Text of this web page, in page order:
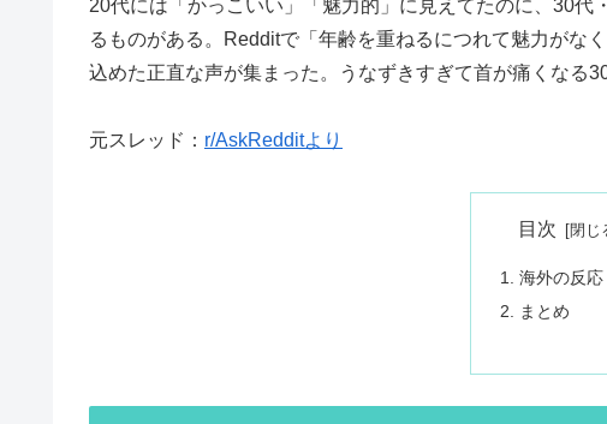
20代には「かっこいい」「魅力的」に見えてたのに、30
るものがある。Redditで「年齢を重ねるにつれて魅力がな
込めた正直な声が集まった。うなずきすぎて首が痛くなる
元スレッド： r/AskRedditより
目次
海外の反応
まとめ